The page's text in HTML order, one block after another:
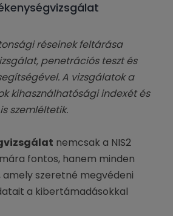
réseinek feltárása
penetrációs teszt és
A vizsgálatok a
kihasználhatósági indexét és
szemléltetik.
nemcsak a NIS2
fontos, hanem minden
szeretné megvédeni
a kibertámadásokkal